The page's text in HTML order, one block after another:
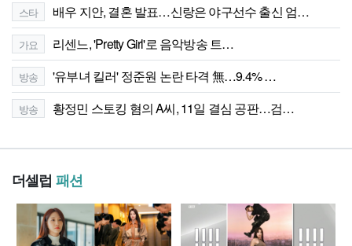
스타 배우 지안, 결혼 발표…신랑은 야구선수 출신 엄…
가요 리센느, 'Pretty Girl'로 음악방송 트…
방송 '유부녀 킬러' 정준원 논란 타격 無…9.4% …
방송 황정민 스토킹 혐의 A씨, 11일 결심 공판…검…
더셀럽 패션